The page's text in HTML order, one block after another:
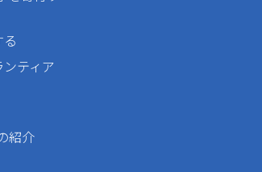
ンティア
紹介